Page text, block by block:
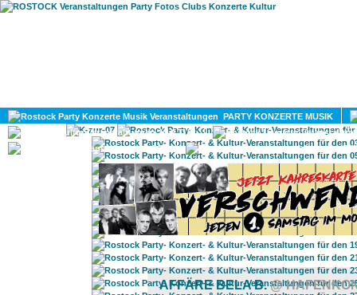
PARTY KONZERTE MUSIK
KULTUR
GAY
AFFÄRE BELA B.@